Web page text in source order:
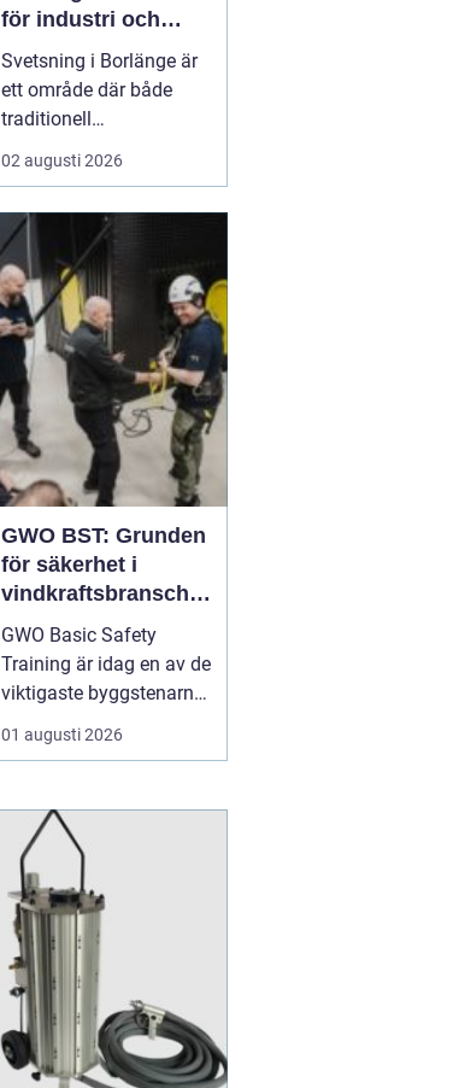
för industri och
konstruktion
Svetsning i Borlänge är
ett område där både
traditionell
verkstadsindustri och
moderna
möts. I takt med att
kraven på hållbara
lösningar och hög
produktionssäkerhet ö...
02 augusti 2026
GWO BST: Grunden
för säkerhet i
vindkraftsbransche
n
GWO Basic Safety
Training är idag en av de
viktigaste byggstenarna
för alla som vill arbeta
professionellt inom
skapar en gemensam
säkerhetsnivå i en
bransch där jobbet ofta
sker långt frå...
01 augusti 2026